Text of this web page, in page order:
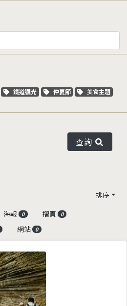
關鍵字標籤
鐵道觀光 關鍵字標籤
仲夏節 關鍵字標籤
美食主題
查詢
排序
海報 0 摺頁 0
網站 0